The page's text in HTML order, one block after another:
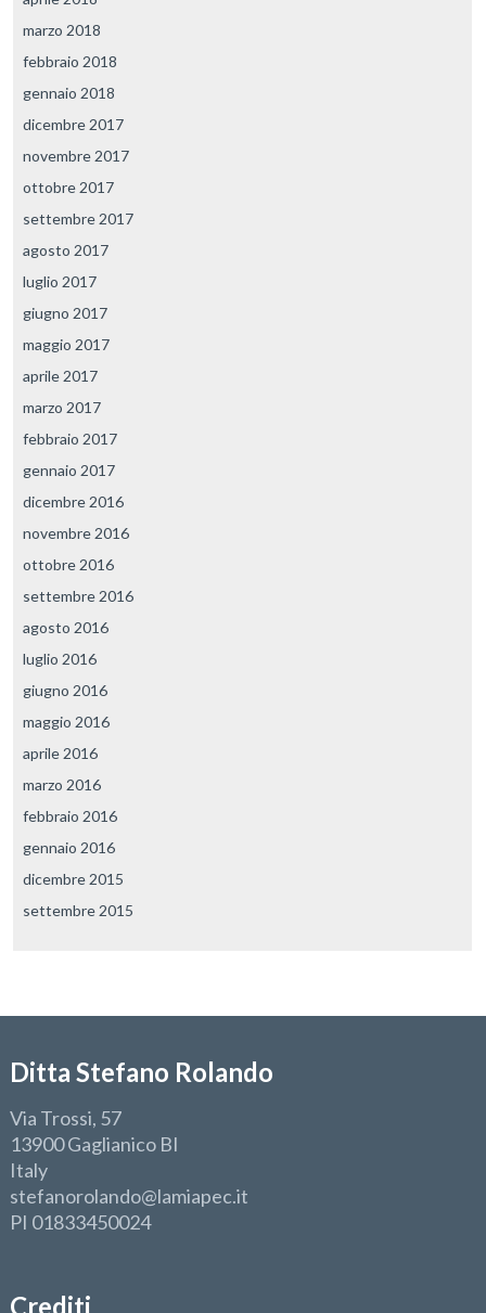
marzo 2018
febbraio 2018
gennaio 2018
dicembre 2017
novembre 2017
ottobre 2017
settembre 2017
agosto 2017
luglio 2017
giugno 2017
maggio 2017
aprile 2017
marzo 2017
febbraio 2017
gennaio 2017
dicembre 2016
novembre 2016
ottobre 2016
settembre 2016
agosto 2016
luglio 2016
giugno 2016
maggio 2016
aprile 2016
marzo 2016
febbraio 2016
gennaio 2016
dicembre 2015
settembre 2015
Ditta Stefano Rolando
Via Trossi, 57
13900 Gaglianico BI
Italy
stefanorolando@lamiapec.it
PI 01833450024
Crediti